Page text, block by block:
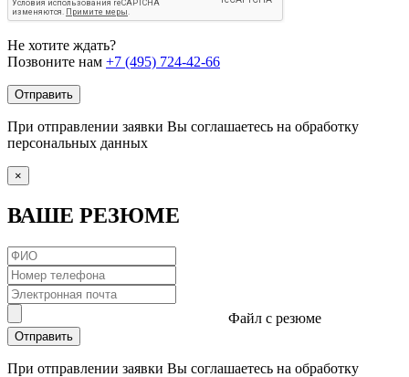
Не хотите ждать?
Позвоните нам +7 (495) 724-42-66
Отправить
При отправлении заявки Вы соглашаетесь на обработку
персональных данных
×
ВАШЕ РЕЗЮМЕ
Файл с резюме
Отправить
При отправлении заявки Вы соглашаетесь на обработку